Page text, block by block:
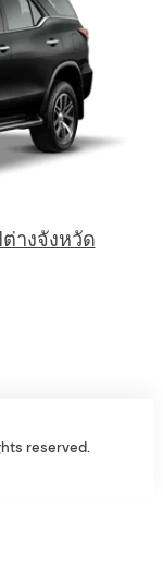
ต่างจังหวัด
reserved.